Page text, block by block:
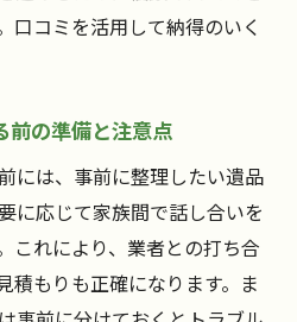
口コミを活用して納得のいく
前の準備と注意点
には、事前に整理したい遺品
に応じて家族間で話し合いを
これにより、業者との打ち合
積もりも正確になります。ま